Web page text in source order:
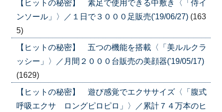
【ヒットの秘密】 素足で使用できる中敷き〈「侍イ
ンソール」〉／１日で３０００足販売('19/06/27) (163
5)
【ヒットの秘密】 五つの機能を搭載〈「美ルルクラ
ッシー」〉／月間２０００台販売の美顔器('19/05/17)
(1629)
【ヒットの秘密】 遊び感覚でエクササイズ〈「腹式
呼吸エクサ ロングピロピロ」〉／累計７４万本のヒ